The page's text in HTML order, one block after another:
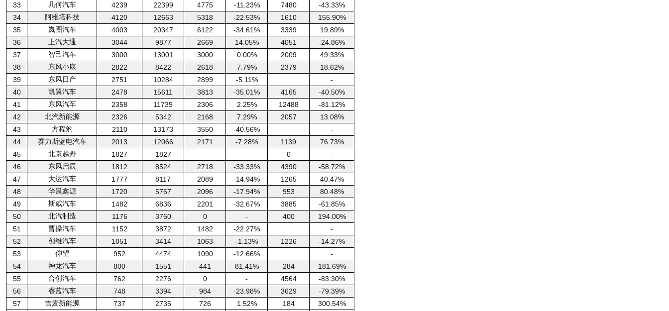
33
几何汽车 4239 22399 4775 -11.23% 7480
-43.33%
34
阿维塔科技 4120 12663 5318 -22.53% 1610
155.90%
35
岚图汽车 4003 20347 6122 -34.61% 3339
19.89%
36
上汽大通 3044 9877 2669 14.05% 4051
-24.86%
37
智己汽车 3000 13001 3000 0.00% 2009
49.33%
38
东风小康 2822 8422 2618 7.79% 2379
18.62%
39
东风日产 2751 10284 2899 -5.11%
-
40
凯翼汽车 2478 15611 3813 -35.01% 4165
-40.50%
41
东风汽车 2358 11739 2306 2.25% 12488
-81.12%
42
北汽新能源 2326 5342 2168 7.29% 2057
13.08%
43
方程豹 2110 13173 3550 -40.56%
-
44
赛力斯蓝电汽车 2013 12066 2171 -7.28% 1139
76.73%
45
北京越野 1827 1827 - 0
-
46
东风启辰 1812 8524 2718 -33.33% 4390
-58.72%
47
大运汽车 1777 8117 2089 -14.94% 1265
40.47%
48
华晨鑫源 1720 5767 2096 -17.94% 953
80.48%
49
斯威汽车 1482 6836 2201 -32.67% 3885
-61.85%
50
北汽制造 1176 3760 0 - 400
194.00%
51
曹操汽车 1152 3872 1482 -22.27%
-
52
创维汽车 1051 3414 1063 -1.13% 1226
-14.27%
53
仰望 952 4474 1090 -12.66%
-
54
神龙汽车 800 1551 441 81.41% 284
181.69%
55
合创汽车 762 2276 0 - 4564
-83.30%
56
睿蓝汽车 748 3394 984 -23.98% 3629
-79.39%
57
吉麦新能源 737 2735 726 1.52% 184
300.54%